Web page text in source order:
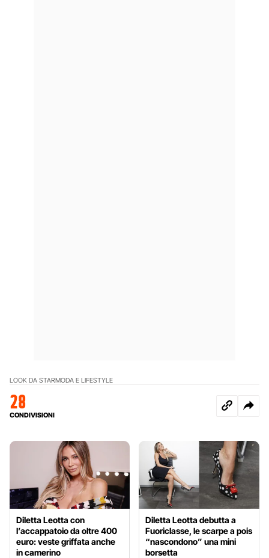
LOOK DA STARMODA E LIFESTYLE
28
CONDIVISIONI
Diletta Leotta con
l’accappatoio da oltre 400
euro: veste griffata anche
in camerino
Diletta Leotta debutta a
Fuoriclasse, le scarpe a pois
“nascondono” una mini
borsetta